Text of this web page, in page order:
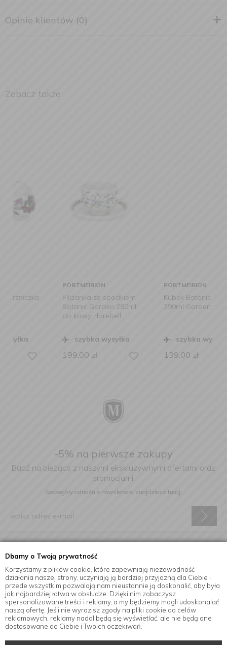
Dbamy o Twoją prywatność
Korzystamy z plików cookie, które zapewniają niezawodność
działania naszej strony, uczyniają ją bardziej przyjazną dla Ciebie i
przede wszystkim pozwalają nam nieustannie ją doskonalić, aby była
jak najbardziej łatwa w obsłudze. Dzięki nim zobaczysz
spersonalizowane treści i reklamy, a my będziemy mogli udoskonalać
naszą ofertę. Jeśli nie wyrazisz zgody na pliki cookie do celów
reklamowych, reklamy nadal będą się wyświetlać, ale nie będą one
dostosowane do Ciebie i Twoich oczekiwań.
Opinie klientów (0)
Zobacz także
PORTMEIRION
Filiżanka ze spodkiem
Botanic Garden 280ml
do kawy Harebell
szybka wysyłka
199,00
PORTMEIRION
Kubek Botanic Garden
390ml Garden Lilac
szybka wysyłka
139,00
-5% na pierwsze zakupy
Bądź na bieżąco z naszymi ekskluzywnymi ofertami oraz
promocjami.
Szczegóły odnośnie newslettera znajdziesz tutaj.
elektroniczną na podany adres e-mail.
Informacje